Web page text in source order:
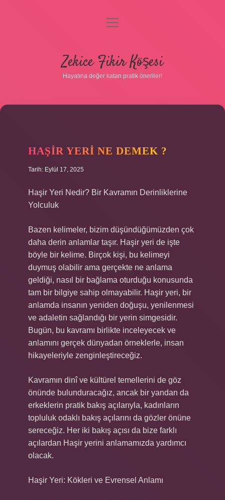
Gizlilik Politikası
Yasal Uyarı
menüyü
Zekice Fikir Köşesi
Hayatına değer katan pratik öneriler!
HAŞIR YERI NE DEMEK ?
Tarih: Eylül 17, 2025
Haşir Yeri Nedir? Bir Kavramın Derinliklerine
Yolculuk
Bazen kelimeler, bizim düşündüğümüzden çok
daha derin anlamlar taşır. Haşir yeri de işte
böyle bir kelime. Birçok kişi, bu kelimeyi
duymuş olabilir ama gerçekte ne anlama
geldiği, nasıl bir bağlama oturduğu konusunda
tam bir bilgiye sahip olmayabilir. Haşir yeri, bir
anlamda insanın yeniden doğuşu, yenilenmesi
ve adaletin sağlandığı bir yerin simgesidir.
Bugün, bu kavramı birlikte inceleyecek ve
anlamını gerçek dünyadan örneklerle, insan
hikayeleriyle zenginleştireceğiz.
Kavramın dinî ve kültürel temellerini de göz
önünde bulunduracağız, ancak bir yandan da
erkeklerin pratik bakış açılarıyla, kadınların
topluluk odaklı bakış açılarını da gözler önüne
sereceğiz. Her iki bakış açısı da bize farklı
açılardan Haşir yerini anlamamızda yardımcı
olacak.
Haşir Yeri: Kökleri ve Evrensel Anlamı